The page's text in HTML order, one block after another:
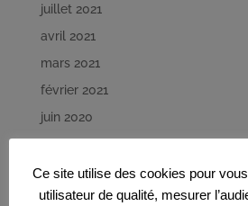
juillet 2021
avril 2021
mars 2021
février 2021
juin 2020
avril 2020
mars 2020
Ce site utilise des cookies pour
utilisateur de qualité, mesurer